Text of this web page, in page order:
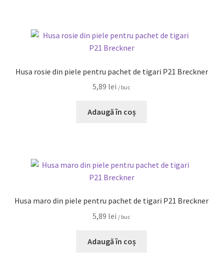
Husa rosie din piele pentru pachet de tigari P21 Breckner
5,89 lei / buc
Adaugă în coș
Husa maro din piele pentru pachet de tigari P21 Breckner
5,89 lei / buc
Adaugă în coș